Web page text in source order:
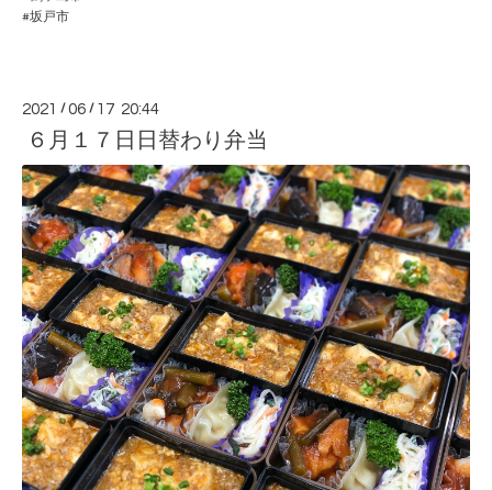
#坂戸市
2021 /06 / 17 20:44
６月１７日日替わり弁当